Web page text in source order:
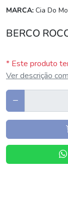
MARCA: Cia Do
BERCO
* Este produto
Ver descrição